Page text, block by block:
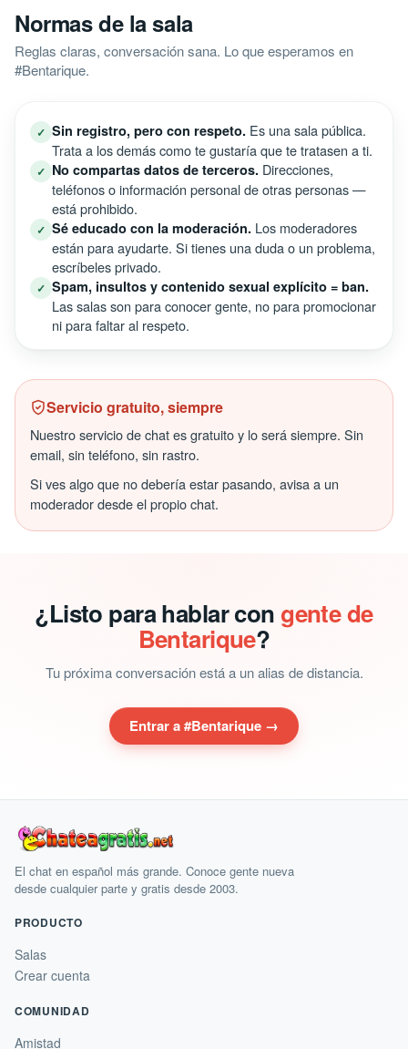
Normas de la sala
Reglas claras, conversación sana. Lo que esperamos en
#Bentarique.
✓ Sin registro, pero con respeto. Es una sala pública.
Trata a los demás como te gustaría que te tratasen a ti.
✓ No compartas datos de terceros. Direcciones,
teléfonos o información personal de otras personas —
está prohibido.
✓ Sé educado con la moderación. Los moderadores
están para ayudarte. Si tienes una duda o un problema,
escríbeles privado.
✓ Spam, insultos y contenido sexual explícito = ban.
Las salas son para conocer gente, no para promocionar
ni para faltar al respeto.
Servicio gratuito, siempre
Nuestro servicio de chat es gratuito y lo será siempre. Sin
email, sin teléfono, sin rastro.
Si ves algo que no debería estar pasando, avisa a un
moderador desde el propio chat.
¿Listo para hablar con gente de
Bentarique?
Tu próxima conversación está a un alias de distancia.
Entrar a #Bentarique →
El chat en español más grande. Conoce gente nueva
desde cualquier parte y gratis desde 2003.
PRODUCTO
Salas
Crear cuenta
COMUNIDAD
Amistad